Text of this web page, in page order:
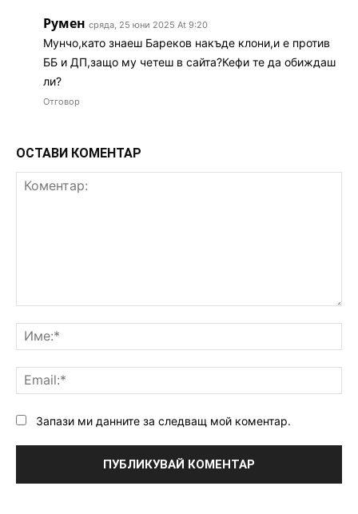
Румен сряда, 25 юни 2025 At 9:20
Мунчо,като знаеш Бареков накъде клони,и е против
ББ и ДП,защо му четеш в сайта?Кефи те да обиждаш
ли?
Отговор
ОСТАВИ КОМЕНТАР
Запази ми данните за следващ мой коментар.